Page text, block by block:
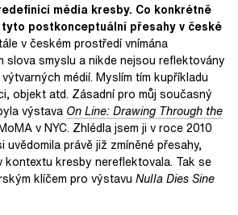
média kresby. Co konkrétně
postkonceptuální přesahy v české
v českém prostředí vnímána
slova smyslu a nikde nejsou reflektovány
médií. Myslím tím kupříkladu
objekt atd. Zásadní pro můj současný
výstava On Line: Drawing Through the
v NYC. Zhlédla jsem ji v roce 2010
uvědomila právě již zmíněné přesahy,
kontextu kresby nereflektovala. Tak se
klíčem pro výstavu Nulla Dies Sine